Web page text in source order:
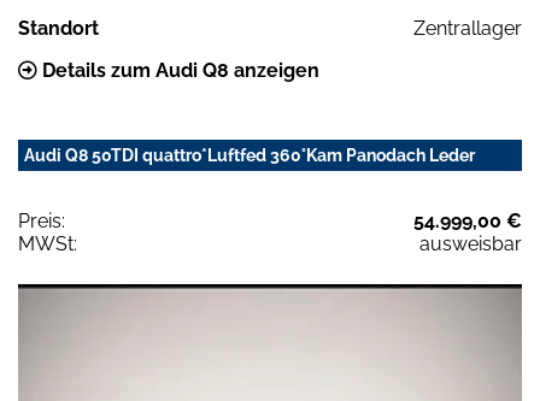
Standort
Zentrallager
Details zum Audi Q8 anzeigen
Audi Q8 50TDI quattro*Luftfed 360°Kam Panodach Leder
Preis:
54.999,00 €
MWSt:
ausweisbar